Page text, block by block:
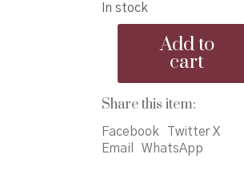
was:
₹240.00.
In stock
मार्क
इंग्लिस
Add to
cart
Share this item:
Facebook
Twitter X
Email
WhatsApp